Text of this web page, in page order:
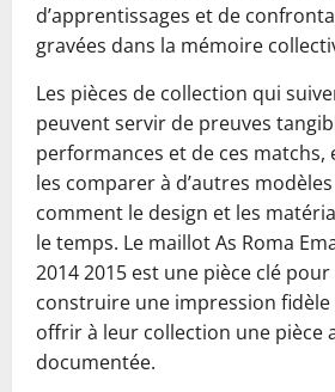
d’apprentissages et de
gravées dans la mémoire
Les pièces de collection qui
peuvent servir de preuves
performances et de ces matchs,
les comparer à d’autres
comment le design et les
le temps. Le maillot As Roma
2014 2015 est une pièce clé
construire une impression fidèle
offrir à leur collection une pièce
documentée.